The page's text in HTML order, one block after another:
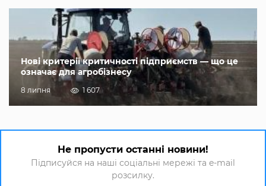
Нові критерії критичності підприємств — що це
означає для агробізнесу
8 липня 1 607
Не пропусти останні новини!
Підписуйся на наші соціальні мережі та e-mail
розсилку.